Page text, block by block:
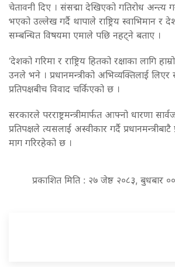
चेतावनी दिए । संसद्मा देखिएको गतिरोध अन्त्य
भएको उल्लेख गर्दै थापाले राष्ट्रिय स्वाभिमान र
सम्बन्धित विषयमा एमाले पछि नहट्ने बताए ।
‘देशको गरिमा र राष्ट्रिय हितको रक्षाका लागि
उनले भने । प्रधानमन्त्रीको अभिव्यक्तिलाई लिएर
प्रतिपक्षबीच विवाद चर्किएको छ ।
सरकारले परराष्ट्रमन्त्रीमार्फत आफ्नो धारणा
प्रतिपक्षले त्यसलाई अस्वीकार गर्दै
माग गरिरहेको छ ।
प्रकाशित मिति : २७ जेष्ठ २०८३, बुधबार